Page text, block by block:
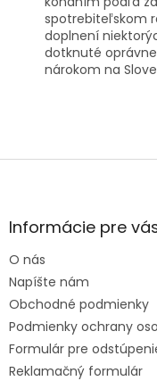
spotrebiteľskom
doplnení
dotknuté
nárokom na
Z
ä
e
Informácie pre
O nás
Napíšte nám
Obchodné podmienky
Podmienky ochrany
Formulár pre
Reklamačný formulár